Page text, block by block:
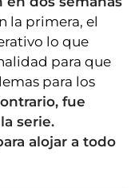
la primera, el
lo que
para que
para los
fue
serie.
alojar a todo